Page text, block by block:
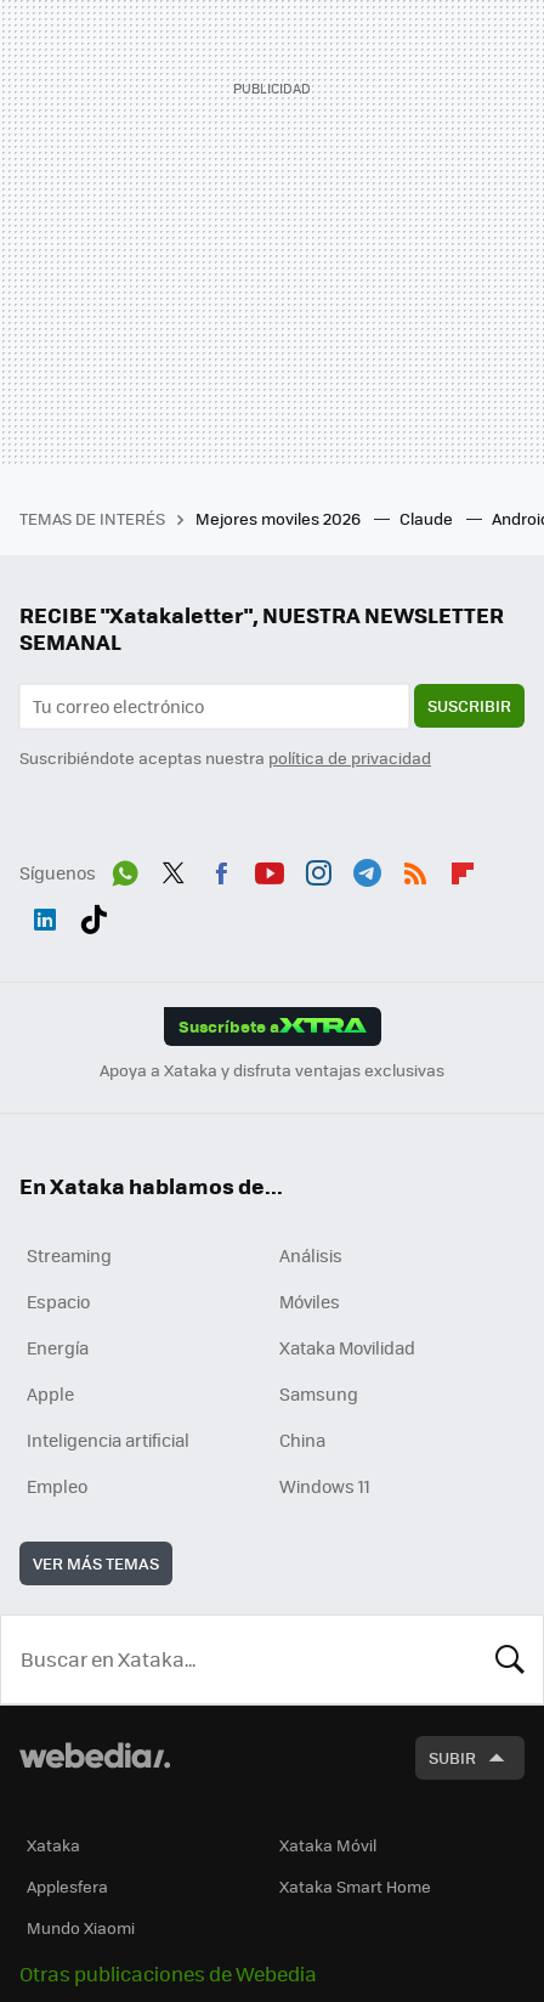
TEMAS DE INTERÉS Mejores moviles 2026 Claude
RECIBE "Xatakaletter", NUESTRA NEWSLETTER
SEMANAL
SUSCRIBIR
Suscribiéndote aceptas nuestra política de privacidad
Síguenos
Suscríbete a
Apoya a Xataka y disfruta ventajas exclusivas
En Xataka hablamos de...
Streaming
Análisis
Espacio
Móviles
Energía
Xataka Movilidad
Apple
Samsung
Inteligencia artificial
China
Empleo
Windows 11
VER MÁS TEMAS
SUBIR
Xataka
Xataka Móvil
Applesfera
Xataka Smart Home
Mundo Xiaomi
Otras publicaciones de Webedia